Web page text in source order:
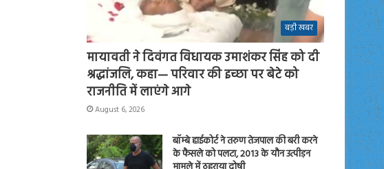
बड़ी खबर
मायावती ने दिवंगत विधायक उमाशंकर सिंह को दी
श्रद्धांजलि, कहा— परिवार की इच्छा पर बेटे को
राजनीति में लाएंगे आगे
August 6, 2026
बॉम्बे हाईकोर्ट ने तरुण तेजपाल की बरी करने
के फैसले को पलटा, 2013 के यौन उत्पीड़न